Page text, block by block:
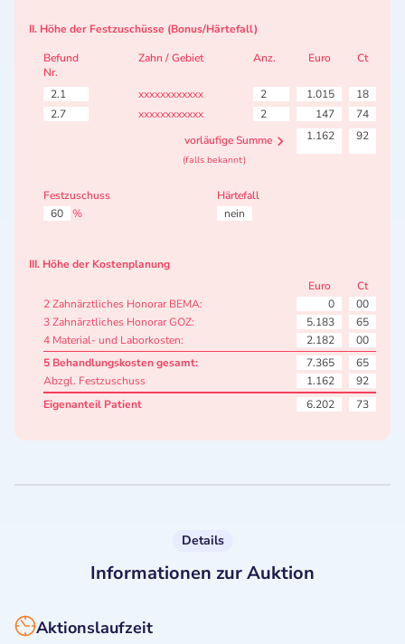
II. Höhe der Festzuschüsse (Bonus/Härtefall)
Befund
Nr.
Zahn / Gebiet Anz. Euro Ct
2.1 xxxxxxxxxxxx 2 1.015
18
2.7
xxxxxxxxxxxx 2 147
74
vorläufige Summe
1.162 92
(falls bekannt)
Festzuschuss
60
%
Härtefall
nein
III. Höhe der Kostenplanung
Euro
Ct
2 Zahnärztliches Honorar BEMA:
0
00
3 Zahnärztliches Honorar GOZ:
5.183
65
4 Material- und Laborkosten:
2.182
00
5 Behandlungskosten gesamt:
7.365
65
Abzgl. Festzuschuss
1.162
92
Eigenanteil Patient
6.202 73
Details
Informationen zur Auktion
Aktionslaufzeit